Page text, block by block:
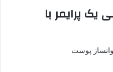
پرایمر با
پوست